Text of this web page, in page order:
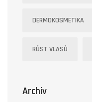
DERMOKOSMETIKA
RŮST VLASŮ
Archiv